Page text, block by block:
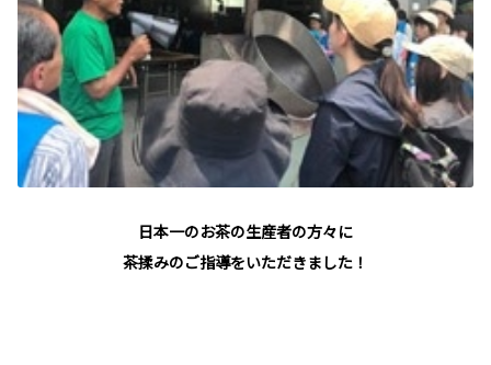
日本一のお茶の生産者の方々に
茶揉みのご指導をいただきました！